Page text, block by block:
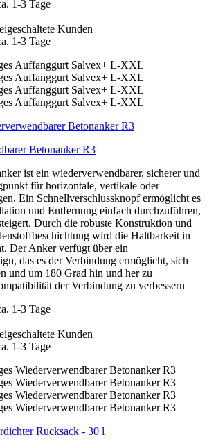
1-3 Tage
Kunden
1-3 Tage
Betonanker R3
ist ein wiederverwendbarer, sicherer und
für horizontale, vertikale oder
Ein Schnellverschlussknopf ermöglicht es
und Entfernung einfach durchzuführen,
Durch die robuste Konstruktion und
wird die Haltbarkeit in
Der Anker verfügt über ein
das es der Verbindung ermöglicht, sich
und um 180 Grad hin und her zu
der Verbindung zu verbessern
1-3 Tage
Kunden
1-3 Tage